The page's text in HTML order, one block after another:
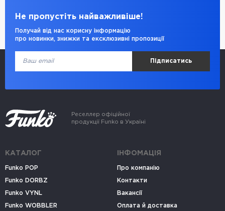
Не пропустіть найважливіше!
Получай від нас корисну інформацію
про новинки, знижки та ексклюзивні пропозиції
Підписатись
Реселлер офіційної
продукції Funko в Україні
КАТАЛОГ
Funko POP
Funko DORBZ
Funko VYNL
Funko WOBBLER
ІНФОМАЦІЯ
Про компанію
Контакти
Вакансії
Оплата й доставка